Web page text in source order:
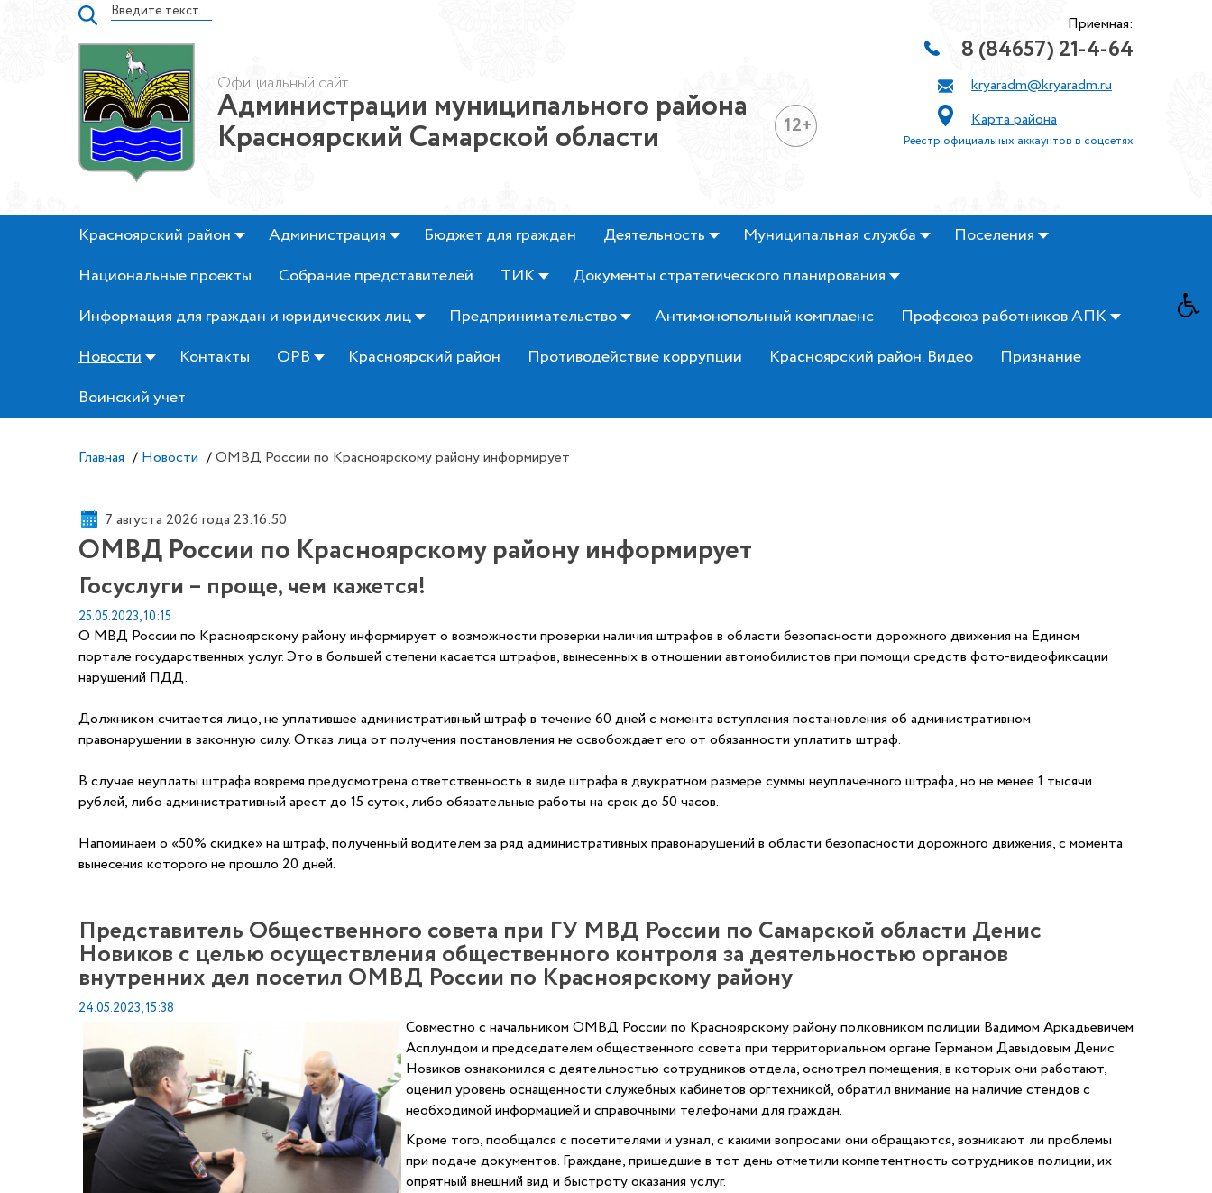
Официальный сайт
Администрации муниципального района
Красноярский Самарской области 12+
Приемная:
8 (84657) 21-4-64
kryaradm@kryaradm.ru
Карта района
Реестр официальных аккаунтов в соцсетях
Красноярский район Администрация Бюджет для граждан Деятельность Муниципальная служба
Поселения
Национальные проекты
Собрание представителей ТИК
Документы стратегического планирования
Информация для граждан и юридических лиц
Предпринимательство Антимонопольный комплаенс
Профсоюз работников АПК
Новости
Контакты ОРВ Красноярский район Противодействие коррупции Красноярский район. Видео
Признание
Воинский учет
Главная / Новости / ОМВД России по Красноярскому району информирует
7 августа 2026 года 23:16:50
ОМВД России по Красноярскому району информирует
Госуслуги – проще, чем кажется!
25.05.2023, 10:15
О МВД России по Красноярскому району информирует о возможности проверки наличия штрафов в области безопасности дорожного движения на Едином
портале государственных услуг. Это в большей степени касается штрафов, вынесенных в отношении автомобилистов при помощи средств фото-видеофиксации
нарушений ПДД.
Должником считается лицо, не уплатившее административный штраф в течение 60 дней с момента вступления постановления об административном
правонарушении в законную силу. Отказ лица от получения постановления не освобождает его от обязанности уплатить штраф.
В случае неуплаты штрафа вовремя предусмотрена ответственность в виде штрафа в двукратном размере суммы неуплаченного штрафа, но не менее 1 тысячи
рублей, либо административный арест до 15 суток, либо обязательные работы на срок до 50 часов.
Напоминаем о «50% скидке» на штраф, полученный водителем за ряд административных правонарушений в области безопасности дорожного движения, с момента
вынесения которого не прошло 20 дней.
Представитель Общественного совета при ГУ МВД России по Самарской области Денис
Новиков с целью осуществления общественного контроля за деятельностью органов
внутренних дел посетил ОМВД России по Красноярскому району
24.05.2023, 15:38
Совместно с начальником ОМВД России по Красноярскому району полковником полиции Вадимом Аркадьевичем
Асплундом и председателем общественного совета при территориальном органе Германом Давыдовым Денис
Новиков ознакомился с деятельностью сотрудников отдела, осмотрел помещения, в которых они работают,
оценил уровень оснащенности служебных кабинетов оргтехникой, обратил внимание на наличие стендов с
необходимой информацией и справочными телефонами для граждан.
Кроме того, пообщался с посетителями и узнал, с какими вопросами они обращаются, возникают ли проблемы
при подаче документов. Граждане, пришедшие в тот день отметили компетентность сотрудников полиции, их
опрятный внешний вид и быстроту оказания услуг.